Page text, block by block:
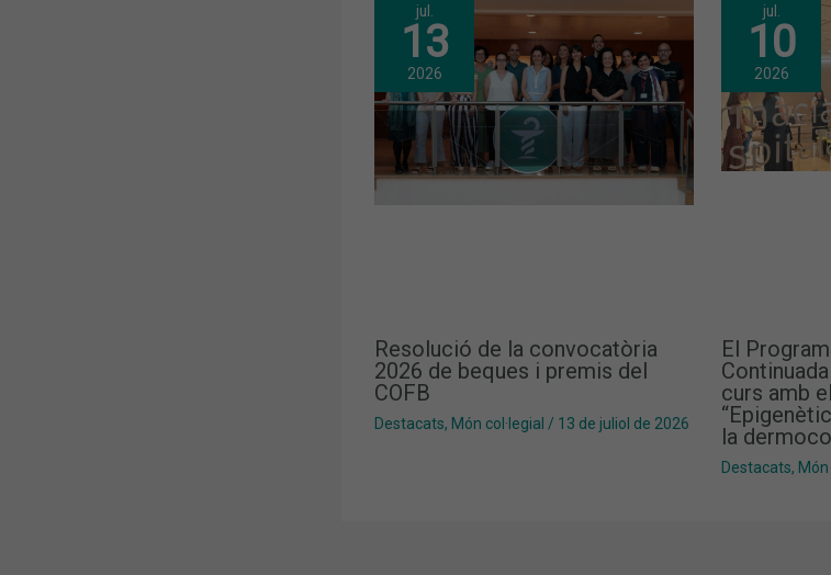
jul.
13
2026
Resolució de la convocatòria
2026 de beques i premis del
COFB
Destacats, Món col·legial / 13 de juliol de 2026
jul.
10
2026
El
curs amb
la
Destacats, Món